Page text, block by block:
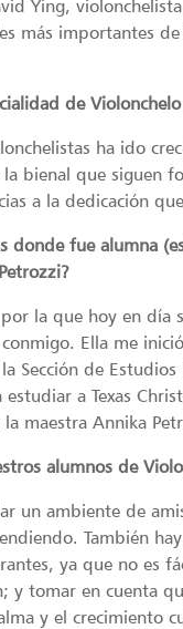
Ying,
más importantes
de
ha ido
bienal que siguen
a la dedicación
donde fue alumna
la que hoy en día
Ella me
Sección de
a Texas
maestra Annika
alumnos de
un ambiente de
También
ya que no es
y tomar en cuenta
y el crecimiento